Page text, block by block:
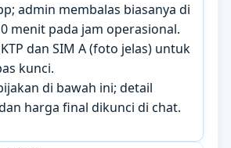
admin membalas biasanya di
menit pada jam operasional.
dan SIM A (foto jelas) untuk
kunci.
di bawah ini; detail
harga final dikunci di chat.